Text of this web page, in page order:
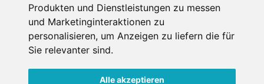
Produkten und Dienstleistungen zu messen
und Marketinginteraktionen zu
personalisieren, um Anzeigen zu liefern die für
Sie relevanter sind.
Alle akzeptieren
Impressum
Datenschutz
Nutzungsbedingungen
Kontakt
Partner
Portale
FAQ Newsletter
2026 Schneemenschen GmbH